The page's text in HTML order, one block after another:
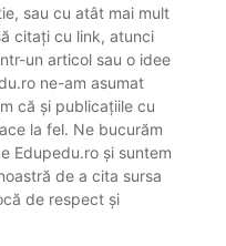
sau cu atât mai mult
citați cu link, atunci
un articol sau o idee
ne-am asumat
că și publicațiile cu
la fel. Ne bucurăm
Edupedu.ro și suntem
de a cita sursa
de respect și